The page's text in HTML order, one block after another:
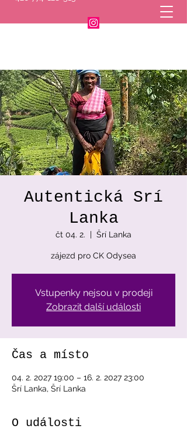
Autentická Srí
Lanka
čt 04. 2.
  |
Šrí Lanka
zájezd pro CK Odysea
Vstupenky nejsou v prodeji
Zobrazit další události
Čas a místo
04. 2. 2027 19:00 – 16. 2. 2027 23:00
Šrí Lanka, Šrí Lanka
O události